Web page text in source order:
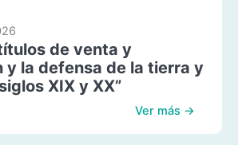
de venta y
y la defensa de la tierra y
XIX y XX”
Ver más →